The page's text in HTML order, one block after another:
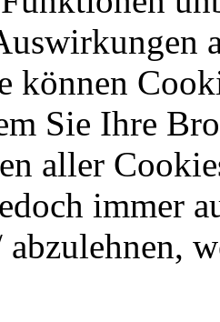
können
Sie Ihre
aller
immer